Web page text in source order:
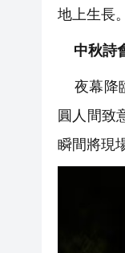
地上生長
中秋詩
夜幕降
圓人間致
瞬間將現